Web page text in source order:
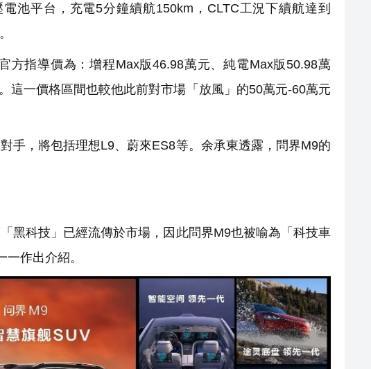
池平台，充電5分鐘續航150km，CLTC工況下續航達到
指導價為：增程Max版46.98萬元、純電Max版50.98萬
這一價格區間也較他此前對市場「放風」的50萬元-60萬元
手，將包括理想L9、蔚來ES8等。余承東透露，問界M9的
黑科技」已經流傳於市場，因此問界M9也被喻為「科技車
作出介紹。